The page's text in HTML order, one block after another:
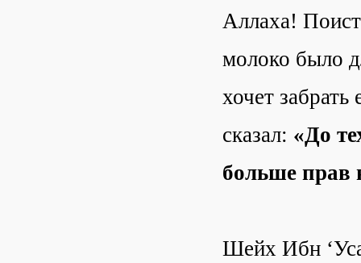
Аллаха!
молоко было
хочет
сказал: «До
больше прав
Шейх Ибн